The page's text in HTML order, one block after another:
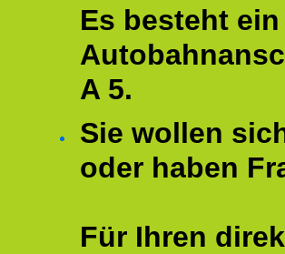
Es besteht ein
A 5.
Sie wollen
oder haben
Für Ihren